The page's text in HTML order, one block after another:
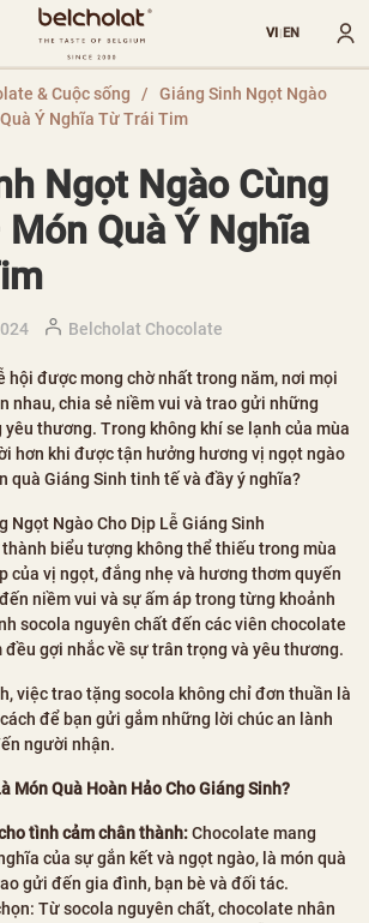
VI|EN
& Cuộc sống /
Giáng Sinh Ngọt Ngào
Ý Nghĩa Từ Trái Tim
Ngọt Ngào Cùng
Quà Ý Nghĩa
Belcholat Chocolate
hội được mong chờ nhất trong năm, nơi mọi
nhau, chia sẻ niềm vui và trao gửi những
thương. Trong không khí se lạnh của mùa
hơn khi được tận hưởng hương vị ngọt ngào
quà Giáng Sinh tinh tế và đầy ý nghĩa?
Ngọt Ngào Cho Dịp Lễ Giáng Sinh
biểu tượng không thể thiếu trong mùa
của vị ngọt, đắng nhẹ và hương thơm quyến
niềm vui và sự ấm áp trong từng khoảnh
socola nguyên chất đến các viên chocolate
đều gợi nhắc về sự trân trọng và yêu thương.
việc trao tặng socola không chỉ đơn thuần là
để bạn gửi gắm những lời chúc an lành
người nhận.
Món Quà Hoàn Hảo Cho Giáng Sinh?
tình cảm chân thành:Chocolate mang
của sự gắn kết và ngọt ngào, là món quà
gửi đến gia đình, bạn bè và đối tác.
Từ socola nguyên chất, chocolate nhân